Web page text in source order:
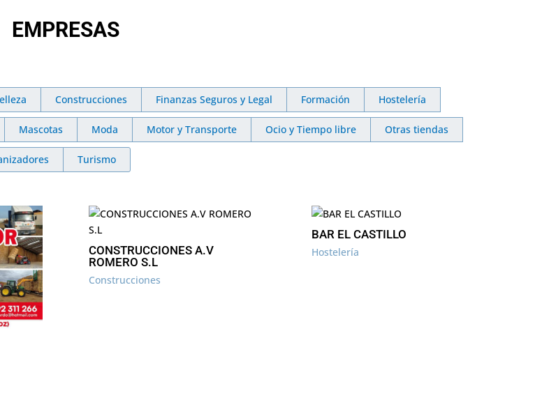
EMPRESAS
Construcciones Finanzas Seguros y Legal Formación Hostelería
Mascotas Moda Motor y Transporte Ocio y Tiempo libre Otras tiendas
Turismo
CONSTRUCCIONES A.V
ROMERO S.L
Construcciones
BAR EL CASTILLO
Hostelería